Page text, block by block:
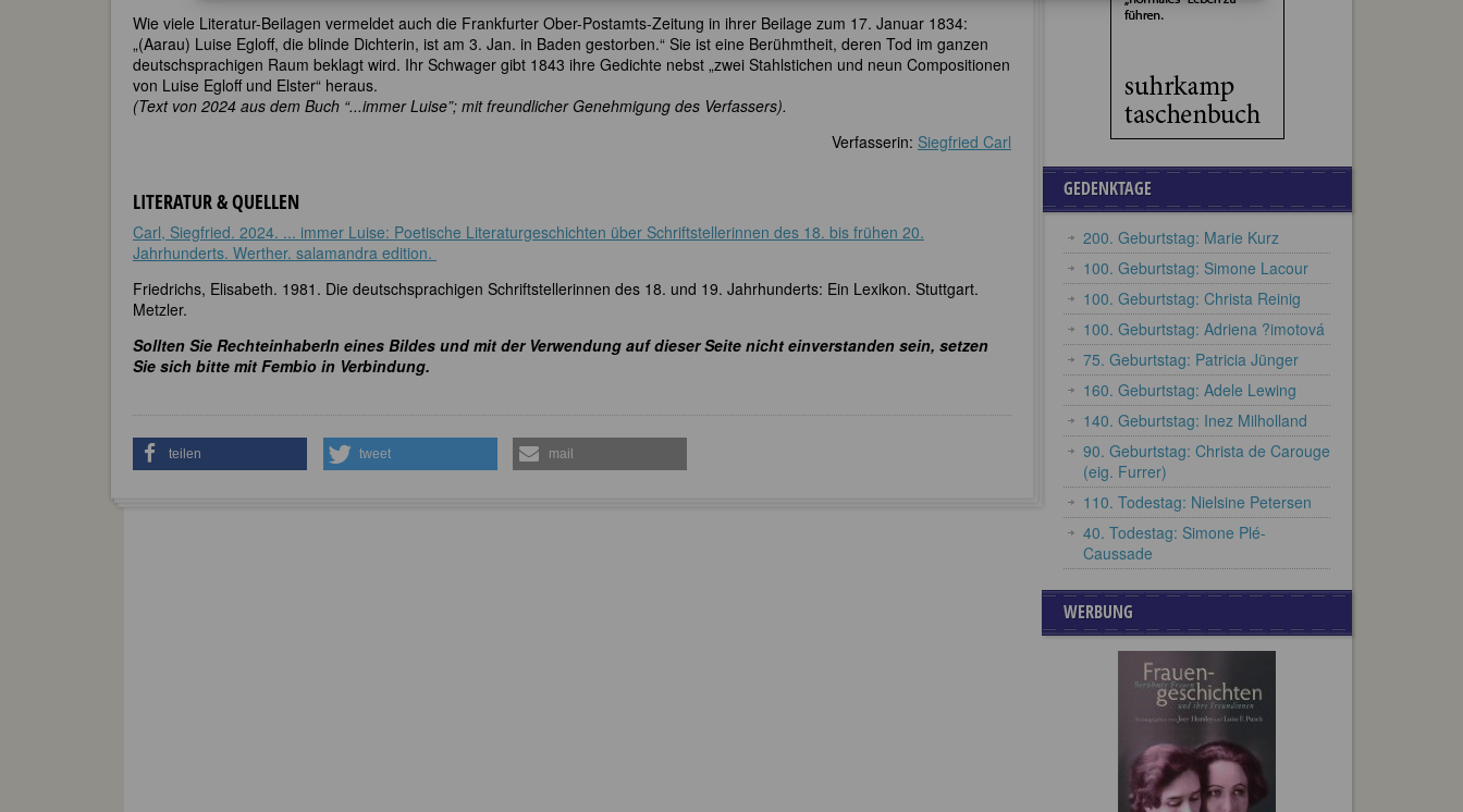
Wie viele Literatur-Beilagen vermeldet auch die Frankfurter Ober-Postamts-Zeitung in ihrer Beilage zum 17. Januar 1834:
„(Aarau) Luise Egloff, die blinde Dichterin, ist am 3. Jan. in Baden gestorben.“ Sie ist eine Berühmtheit, deren Tod im ganzen
deutschsprachigen Raum beklagt wird. Ihr Schwager gibt 1843 ihre Gedichte nebst „zwei Stahlstichen und neun Compositionen
von Luise Egloff und Elster“ heraus.
(Text von 2024 aus dem Buch “...immer Luise”; mit freundlicher Genehmigung des Verfassers).
Verfasserin: Siegfried Carl
LITERATUR & QUELLEN
Carl, Siegfried. 2024. ... immer Luise: Poetische Literaturgeschichten über Schriftstellerinnen des 18. bis frühen 20.
Jahrhunderts. Werther. salamandra edition.
Friedrichs, Elisabeth. 1981. Die deutschsprachigen Schriftstellerinnen des 18. und 19. Jahrhunderts: Ein Lexikon. Stuttgart.
Metzler.
Sollten Sie RechteinhaberIn eines Bildes und mit der Verwendung auf dieser Seite nicht einverstanden sein, setzen
Sie sich bitte mit Fembio in Verbindung.
teilen tweet mail
GEDENKTAGE
200. Geburtstag: Marie Kurz
100. Geburtstag: Simone Lacour
100. Geburtstag: Christa Reinig
100. Geburtstag: Adriena ?imotová
75. Geburtstag: Patricia Jünger
160. Geburtstag: Adele Lewing
140. Geburtstag: Inez Milholland
90. Geburtstag: Christa de Carouge
(eig. Furrer)
110. Todestag: Nielsine Petersen
40. Todestag: Simone Plé-
Caussade
WERBUNG